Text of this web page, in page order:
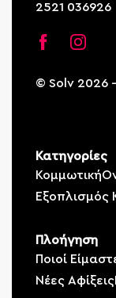
2521 036926
© Solv 2026
Κατηγορίες
Κομμωτική
Εξοπλισμός
Πλοήγηση
Ποιοί
Νέες Αφίξεις